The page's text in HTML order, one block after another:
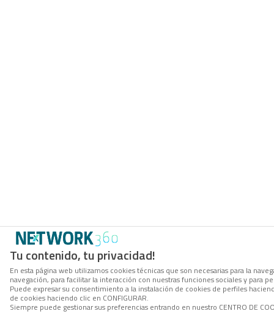
Tu contenido, tu privacidad!
En esta página web utilizamos cookies técnicas que son necesarias para la
navegación, para facilitar la interacción con nuestras funciones sociales y
Puede expresar su consentimiento a la instalación de cookies de perfiles
de cookies haciendo clic en CONFIGURAR.
Siempre puede gestionar sus preferencias entrando en nuestro CENTRO DE